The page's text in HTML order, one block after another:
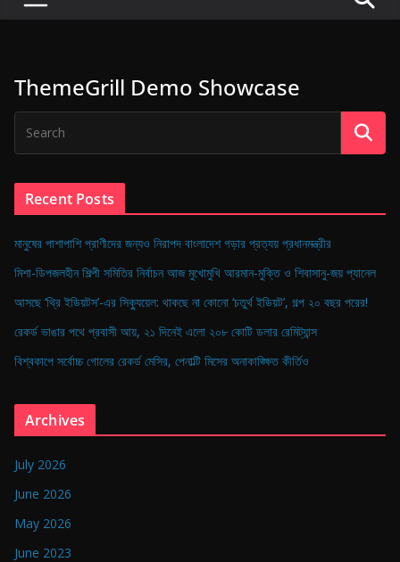
s
e
f
D
i
g
a
l
B
n
g
ThemeGrill Demo Showcase
Recent Posts
মানুষের পাশাপাশি প্রাণীদের জন্যও নিরাপদ বাংলাদেশ গড়ার প্রত্যয় প্রধানমন্ত্রীর
মিশা-ডিপজলহীন শিল্পী সমিতির নির্বাচন আজ মুখোমুখি আরমান-মুক্তি ও শিবাসানু-জয় প্যানেল
আসছে ‘থ্রি ইডিয়টস’-এর সিক্যুয়েল: থাকছে না কোনো ‘চতুর্থ ইডিয়ট’, গল্প ২০ বছর পরের!
রেকর্ড ভাঙার পথে প্রবাসী আয়, ২১ দিনেই এলো ২০৮ কোটি ডলার রেমিট্যান্স
বিশ্বকাপে সর্বোচ্চ গোলের রেকর্ড মেসির, পেনাল্টি মিসের অনাকাঙ্ক্ষিত কীর্তিও
Archives
July 2026
June 2026
May 2026
June 2023